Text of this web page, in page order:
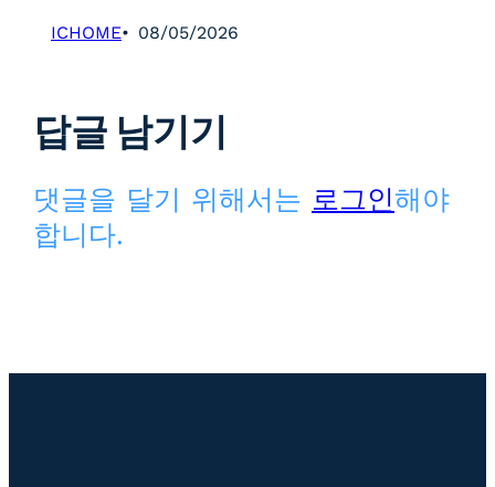
ICHOME 08/05/2026
답글 남기기
댓글을 달기 위해서는 로그인해야
합니다.